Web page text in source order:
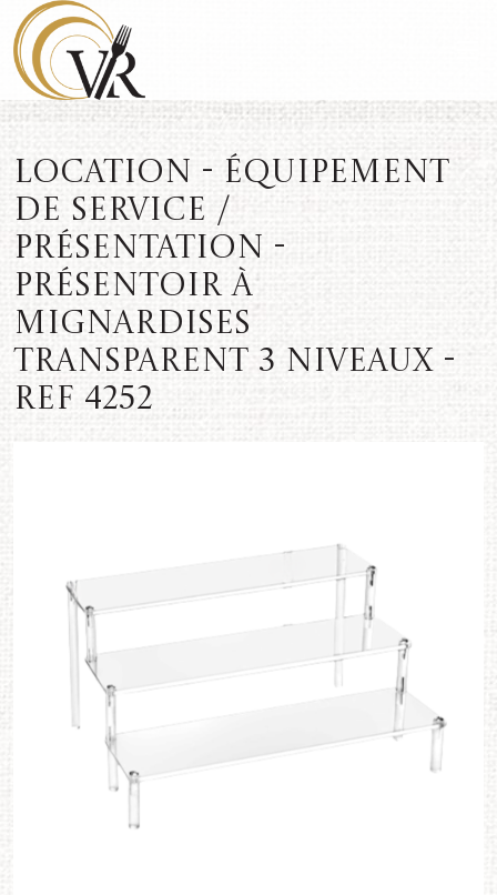
Location - Équipement
de service /
présentation -
Présentoir à
mignardises
transparent 3 niveaux -
REF 4252